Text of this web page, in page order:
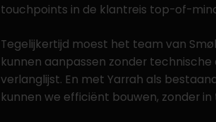
touchpoints in de klantreis top-of-
Tegelijkertijd moest het team van
kunnen aanpassen zonder
verlanglijst. En met Yarrah als
kunnen we efficiënt bouwen, zonder